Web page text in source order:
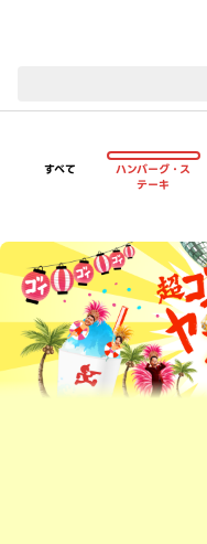
すべて
ハンバーグ・ス
テーキ
超ゴイゴイヤスー夏祭